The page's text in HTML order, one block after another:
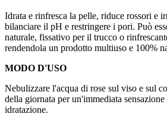
Idrata e rinfresca la pelle, riduce rossori e
bilanciare il pH e restringere i pori. Può
naturale, fissativo per il trucco o
rendendola un prodotto multiuso e 100%
MODO D'USO
Nebulizzare l'acqua di rose sul viso e sul
della giornata per un'immediata
idratazione.